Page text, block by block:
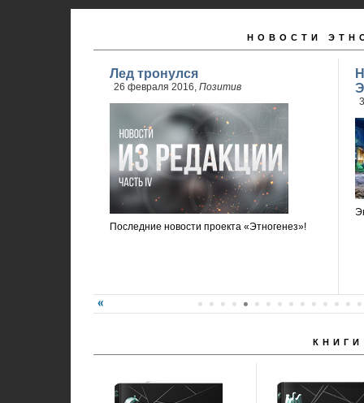
НОВОСТИ
Лед тронулся
26 февраля 2016, Позитив
Последние новости проекта «Этногенез»!
КНИГИ